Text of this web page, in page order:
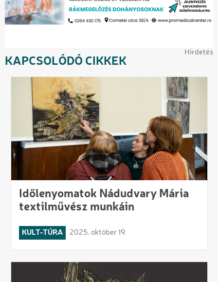
Hirdetés
KAPCSOLÓDÓ CIKKEK
Időlenyomatok Nádudvary Mária
textilművész munkáin
KULT-TÚRA 2025. október 19.